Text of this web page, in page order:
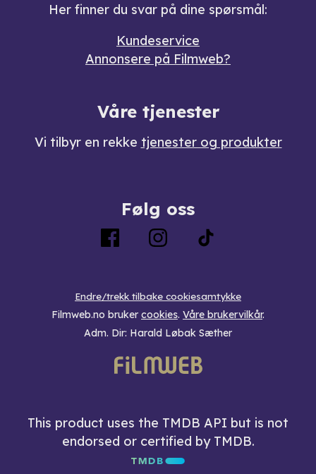
Her finner du svar på dine spørsmål:
Kundeservice
Annonsere på Filmweb?
Våre tjenester
Vi tilbyr en rekke tjenester og produkter
Følg oss
Endre/trekk tilbake cookiesamtykke
Filmweb.no bruker cookies. Våre brukervilkår.
Adm. Dir: Harald Løbak Sæther
This product uses the TMDB API but is not
endorsed or certified by TMDB.